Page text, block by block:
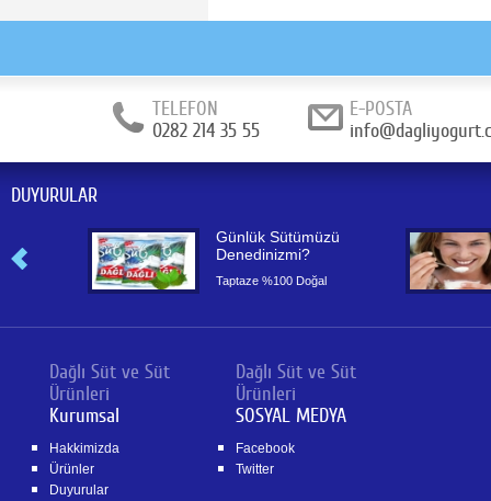
TELEFON
0282 214 35 55
E-POSTA
DUYURULAR
Günlük Sütümüzü
Denedinizmi?
Taptaze %100 Doğal
Dağlı Süt ve Süt
Ürünleri
Kurumsal
Hakkimizda
Ürünler
Duyurular
Dağlı Süt ve Süt
Ürünleri
SOSYAL MEDYA
Facebook
Twitter